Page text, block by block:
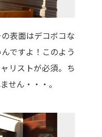
表面はデコボコな
ですよ！このよう
リストが必須。ち
せん・・・。